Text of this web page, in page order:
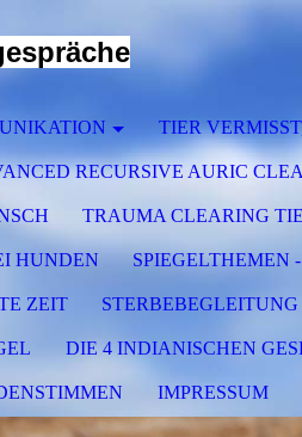
TIER
RECURSIVE AURIC
TRAUMA CLEARING
HUNDEN SPIEGELTHEMEN
ZEIT STERBEBEGLEITUNG
DIE 4 INDIANISCHEN
IMPRESSUM